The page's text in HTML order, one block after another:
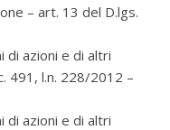
– art. 13 del D.lgs.
di azioni e di altri
491, l.n. 228/2012 –
di azioni e di altri